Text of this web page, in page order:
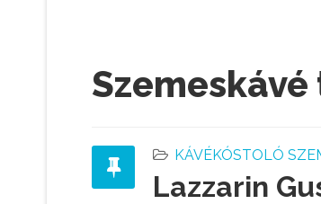
KÁVÉKÓSTOLÓ
Lazzarin